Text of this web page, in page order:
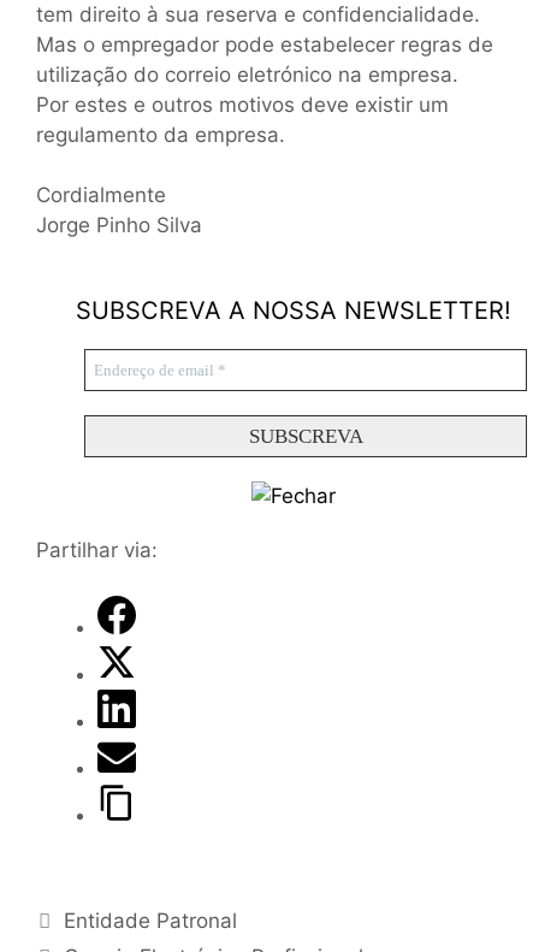
tem direito à sua reserva e confidencialidade.
Mas o empregador pode estabelecer regras de
utilização do correio eletrónico na empresa.
Por estes e outros motivos deve existir um
regulamento da empresa.
Cordialmente
Jorge Pinho Silva
SUBSCREVA A NOSSA NEWSLETTER!
Partilhar via:
Entidade Patronal